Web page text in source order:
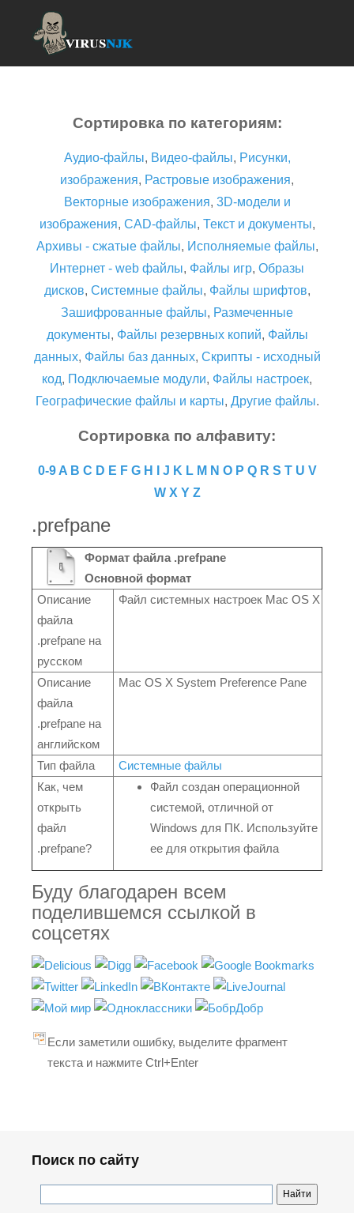
Сортировка по категориям:
Аудио-файлы, Видео-файлы, Рисунки,
изображения, Растровые изображения,
Векторные изображения, 3D-модели и
изображения, CAD-файлы, Текст и документы,
Архивы - сжатые файлы, Исполняемые файлы,
Интернет - web файлы, Файлы игр, Образы
дисков, Системные файлы, Файлы шрифтов,
Зашифрованные файлы, Размеченные
документы, Файлы резервных копий, Файлы
данных, Файлы баз данных, Скрипты - исходный
код, Подключаемые модули, Файлы настроек,
Географические файлы и карты, Другие файлы.
Сортировка по алфавиту:
0-9 A B C D E F G H J K L M N O P Q R S T U V
W X Y Z
.prefpane
Формат файла .prefpane
Основной формат
Описание
файла
.prefpane на
русском
Файл системных настроек Mac OS X
Описание
файла
.prefpane на
английском
Mac OS X System Preference Pane
Тип файла
Системные файлы
Как, чем
открыть
файл
.prefpane?
Файл создан операционной
системой, отличной от
Windows для ПК. Используйте
ее для открытия файла
Буду благодарен всем
поделившемся ссылкой в
соцсетях
Если заметили ошибку, выделите фрагмент
текста и нажмите Ctrl+Enter
Поиск по сайту